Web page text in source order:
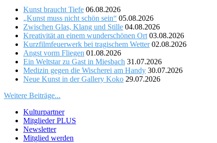
Kunst braucht Tiefe 06.08.2026
„Kunst muss nicht schön sein“ 05.08.2026
Zwischen Glas, Klang und Stille 04.08.2026
Kreativität an einem wunderschönen Ort 03.08.2026
Kurzfilmfeuerwerk bei tragischem Wetter 02.08.2026
Angst vorm Fliegen 01.08.2026
Ein Weltstar zu Gast in Miesbach 31.07.2026
Medizin gegen die Wischerei am Handy 30.07.2026
Neue Kunst in der Gallery Koko 29.07.2026
Weitere Beiträge...
Kulturpartner
Mitglieder PLUS
Newsletter
Mitglied werden